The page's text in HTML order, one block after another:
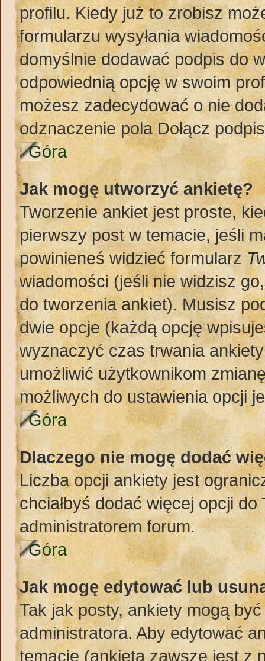
profilu. Kiedy już to zrobisz
formularzu wysyłania
domyślnie dodawać podpis do
odpowiednią opcję w swoim
możesz zadecydować o nie
odznaczenie pola Dołącz
Góra
Jak mogę utworzyć ankietę?
Tworzenie ankiet jest proste,
pierwszy post w temacie, jeśli
powinieneś widzieć formularz
wiadomości (jeśli nie widzisz
do tworzenia ankiet). Musisz
dwie opcje (każdą opcję
wyznaczyć czas trwania
umożliwić użytkownikom
możliwych do ustawienia opcji
Góra
Dlaczego nie mogę dodać
Liczba opcji ankiety jest
chciałbyś dodać więcej opcji
administratorem forum.
Góra
Jak mogę edytować lub
Tak jak posty, ankiety mogą
administratora. Aby edytować
temacie (ankieta zawsze jest z